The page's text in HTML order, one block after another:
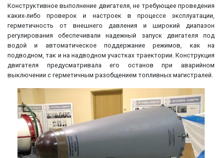
Конструктивное выполнение двигателя, не требующее проведения
каких-либо проверок и настроек в процессе эксплуатации,
герметичность от внешнего давления и широкий диапазон
регулирования обеспечивали надежный запуск двигателя под
водой и автоматическое поддержание режимов, как на
подводном, так и на надводном участках траектории. Конструкция
двигателя предусматривала его останов при аварийном
выключении с герметичным разобщением топливных магистралей.